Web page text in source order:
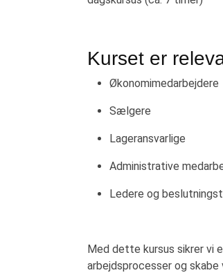
Kurset er
Økonomimedarbejdere
Sælgere
Lageransvarlige
Administrative
Ledere og
Med dette kursus sikrer vi
arbejdsprocesser og